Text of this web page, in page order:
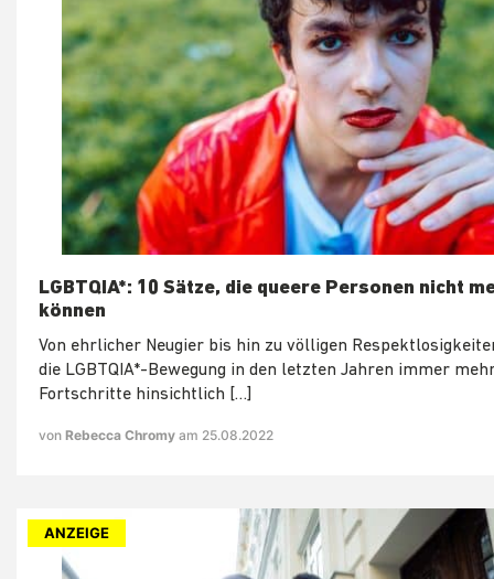
LGBTQIA*: 10 Sätze, die queere Personen nicht
können
Von ehrlicher Neugier bis hin zu völligen
die LGBTQIA*-Bewegung in den letzten Jahren immer
Fortschritte hinsichtlich […]
von Rebecca Chromy am 25.08.2022
ANZEIGE